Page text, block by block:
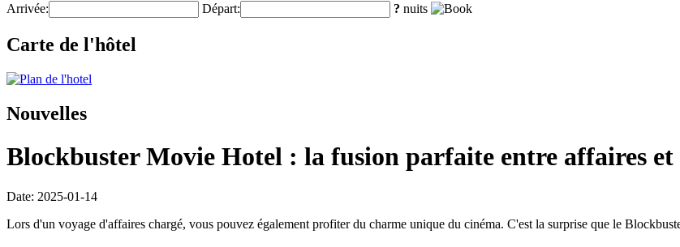
Arrivée:
Départ: ? nuits
Carte de l'hôtel
Nouvelles
Blockbuster Movie Hotel : la fusion parfaite entre affaires et
Date: 2025-01-14
Lors d'un voyage d'affaires chargé, vous pouvez également profiter du charme unique du cinéma. C'est la surprise que le